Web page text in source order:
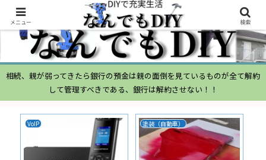
相続、親が弱ってきたら銀行の預金は親の面倒を見ているものが全て解約
して管理すべきである、銀行は解約させない！！
VoIP 塗装（自動車）
メニュー 検索